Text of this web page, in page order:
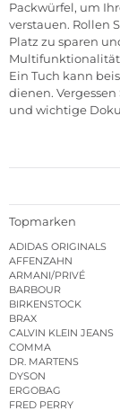
Packwürfel, um
verstauen. Rollen
Platz zu sparen
Multifunktionalität
Ein Tuch kann
dienen.
und wichtige
Topmarken
ADIDAS ORIGINALS
AFFENZAHN
ARMANI/PRIVÉ
BARBOUR
BIRKENSTOCK
BRAX
CALVIN KLEIN JEANS
COMMA
DR. MARTENS
DYSON
ERGOBAG
FRED PERRY